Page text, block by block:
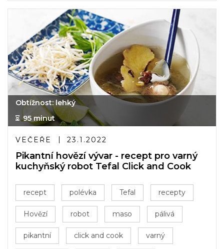
Obtížnost: lehký
95 minut
VEČEŘE 23.1.2022
Pikantní hovězí vývar - recept pro varný
kuchyňský robot Tefal Click and Cook
recept polévka Tefal recepty
Hovězí robot maso pálivá
pikantní click and cook varný